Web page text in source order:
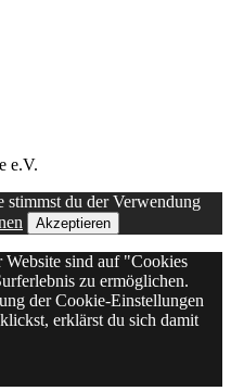
e.V.
du der Verwendung
Akzeptieren
sind auf "Cookies
zu ermöglichen.
der Cookie-Einstellungen
erklärst du sich damit